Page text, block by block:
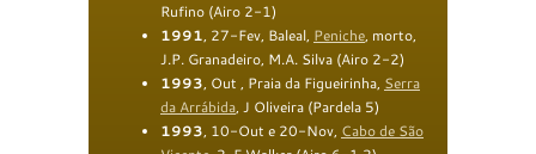
Rufino (Airo 2-1)
1991, 27-Fev, Baleal, Peniche, morto,
J.P. Granadeiro, M.A. Silva (Airo 2-2)
1993, Out , Praia da Figueirinha, Serra
da Arrábida, J Oliveira (Pardela 5)
1993, 10-Out e 20-Nov, Cabo de São